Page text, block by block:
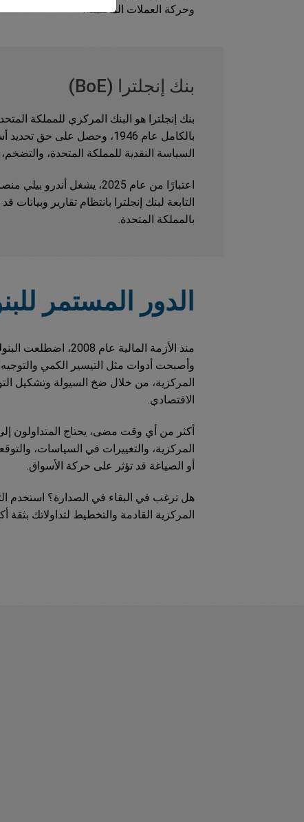
وحركة العملات المحتملة.
بنك إنجلترا (BoE)
السياسة النقدية للمملكة المتحدة، والتضخم،
اعتبارًا من عام 2025، يشغل
التابعة لبنك إنجلترا بانتظام تقارير
بالمملكة المتحدة.
الدور المستمر
منذ الأزمة المالية
وأصبحت أدوات مثل التيسير الكمي
المركزية، من خلال ضخ السيولة وتشكيل
الاقتصادي.
أكثر من أي وقت مضى، يحتاج المتداولون
المركزية، والتغييرات في السياسات،
أو الصياغة قد تؤثر على حركة الأسواق.
هل ترغب في البقاء في الصدارة؟ استخدم
المركزية القادمة والتخطيط لتداولاتك بثقة